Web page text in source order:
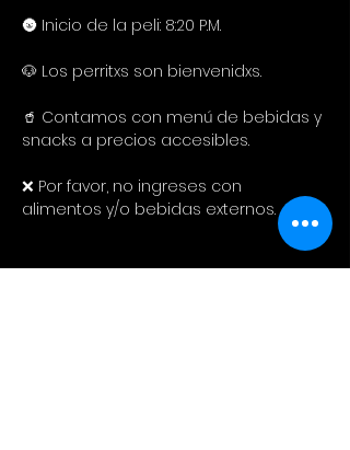
🌚 Inicio de la peli: 8:20 P.M.
🐶 Los perritxs son bienvenidxs.
🥤 Contamos con menú de bebidas y
snacks a precios accesibles.
❌ Por favor, no ingreses con
alimentos y/o bebidas externos.